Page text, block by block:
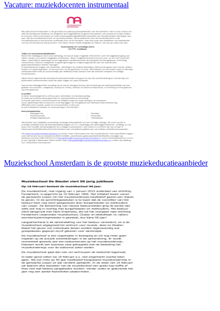
Vacature: muziekdocenten instrumentaal
Muziekschool Amsterdam is de grootste muziekeducatieaanbieder